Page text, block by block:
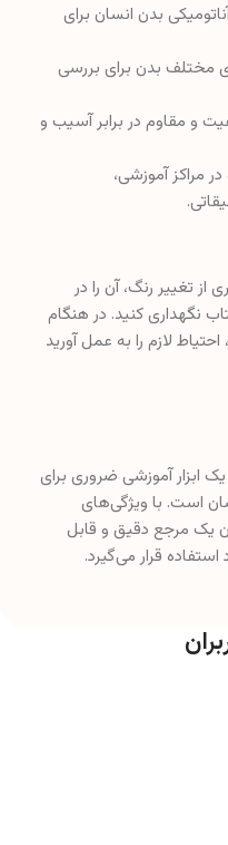
بدن انسان برای
مختلف بدن برای بررسی
و مقاوم در برابر آسیب و
مراکز آموزشی،
تغییر رنگ، آن را در
نگهداری کنید. در هنگام
لازم را به عمل آورید
یک ابزار آموزشی ضروری برای
است. با ویژگی‌های
یک مرجع دقیق و قابل
استفاده قرار می‌گیرد.